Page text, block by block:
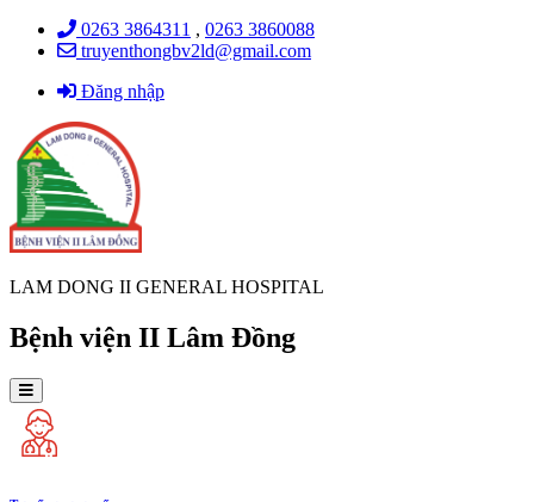
0263 3864311 , 0263 3860088
truyenthongbv2ld@gmail.com
Đăng nhập
LAM DONG II GENERAL HOSPITAL
Bệnh viện II Lâm Đồng